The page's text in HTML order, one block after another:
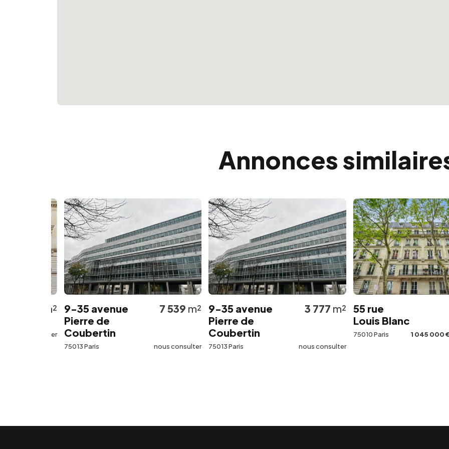
Annonces
9-35 avenue
Pierre de
Coubertin
75013 Paris
7 539m²
nous consulter
9-35 avenue
Pierre de
Coubertin
75013 Paris
3 777m²
nous consulter
55 rue
Louis Blanc
75010 Paris 1 045 000 €Net